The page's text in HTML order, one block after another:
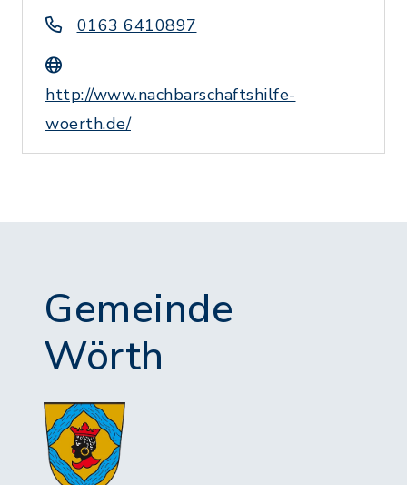
0163 6410897
http://www.nachbarschaftshilfe-
woerth.de/
Gemeinde
Wörth